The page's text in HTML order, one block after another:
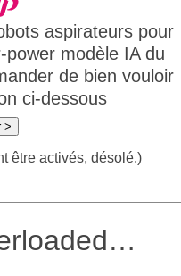
aspirateurs pour
modèle IA du
de bien vouloir
ci-dessous
>
être activés, désolé.)